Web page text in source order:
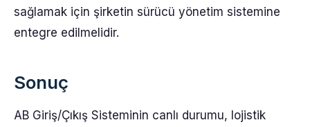
sağlamak için şirketin sürücü yönetim sistemine
entegre edilmelidir.
Sonuç
AB Giriş/Çıkış Sisteminin canlı durumu, lojistik